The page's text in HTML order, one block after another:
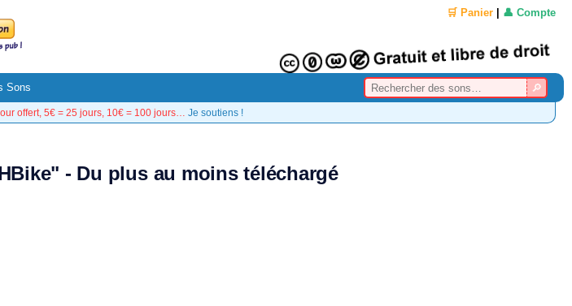
🛒 Panier 👤 Compte
Sons
offert, 5€ = 25 jours, 10€ = 100 jours… Je soutiens !
- Du plus au moins téléchargé